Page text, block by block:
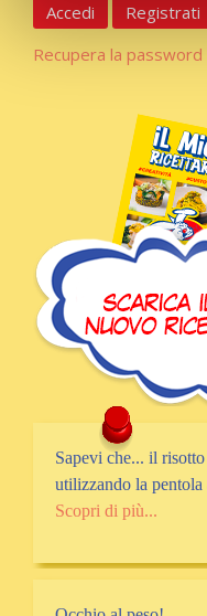
Accedi
Registrati
Recupera la password
Sapevi che... il
utilizzando la pentola
Scopri di più...